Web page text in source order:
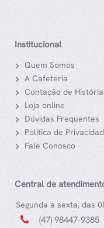
Institucional
Quem Somos
A Cafeteria
Contação de
Loja online
Dúvidas Frequentes
Política de
Fale Conosco
Central de
Segunda a sexta, das
(47) 98447-9385